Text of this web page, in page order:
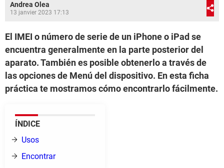
Andrea Olea
13 janvier 2023 17:13
El IMEI o número de serie de un iPhone o iPad se
encuentra generalmente en la parte posterior del
aparato. También es posible obtenerlo a través de
las opciones de Menú del dispositivo. En esta ficha
práctica te mostramos cómo encontrarlo fácilmente.
ÍNDICE
Usos
Encontrar